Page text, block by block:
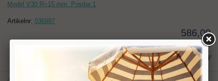
Model V30 R=15 mm. Positie 1
Artikelnr: 036997
586,00
excl BTW
€ 709,06 incl BTW